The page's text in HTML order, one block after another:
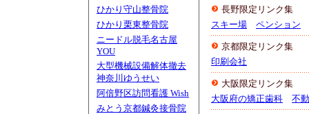
ひかり守山整骨院
ひかり栗東整骨院
ニードル脱毛名古屋
YOU
大型機械設備解体撤去
神奈川ゆうせい
阿倍野区訪問看護 Wish
みとう京都鍼灸接骨院
長野限定リンク集
スキー場
ペンション
京都限定リンク集
印刷会社
大阪限定リンク集
大阪府の矯正歯科
不